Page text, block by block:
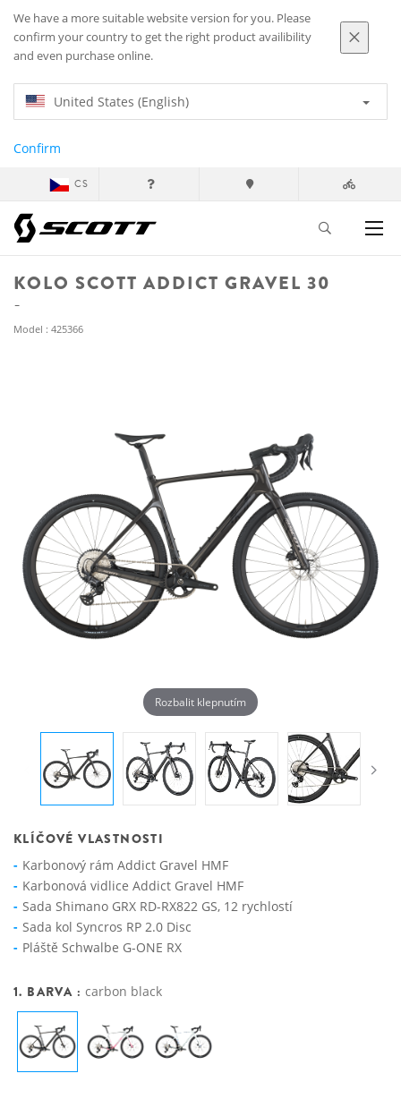
We have a more suitable website version for you. Please
confirm your country to get the right product availibility
and even purchase online.
United States (English)
Confirm
CS
KOLO SCOTT ADDICT GRAVEL 30
Model : 425366
Rozbalit klepnutím
KLÍČOVÉ VLASTNOSTI
Karbonový rám Addict Gravel HMF
Karbonová vidlice Addict Gravel HMF
Sada Shimano GRX RD-RX822 GS, 12 rychlostí
Sada kol Syncros RP 2.0 Disc
Pláště Schwalbe G-ONE RX
1. BARVA : carbon black